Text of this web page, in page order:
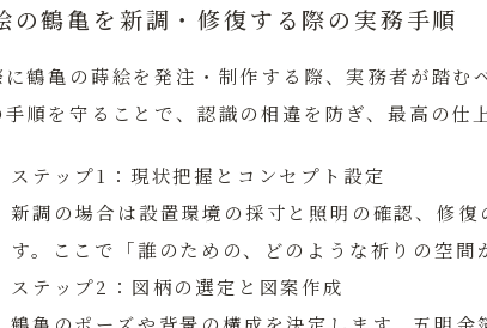
の鶴亀を新調・修復する際の実務手順
鶴亀の蒔絵を発注・制作する際、実務者が踏む
手順を守ることで、認識の相違を防ぎ、最高の仕
ステップ1：現状把握とコンセプト設定
新調の場合は設置環境の採寸と照明の確認、修
す。ここで「誰のための、どのような祈りの空間
ステップ2：図柄の選定と図案作成